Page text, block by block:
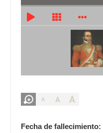
A A A
Fecha de fallecimiento: